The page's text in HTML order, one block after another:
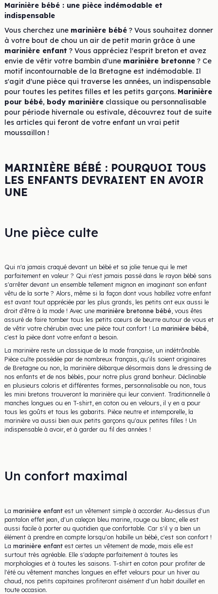
Marinière bébé : une pièce indémodable et
indispensable
Vous cherchez une marinière bébé ? Vous souhaitez donner
à votre bout de chou un air de petit marin grâce à une
marinière enfant ? Vous appréciez l'esprit breton et avez
envie de vêtir votre bambin d'une marinière bretonne ? Ce
motif incontournable de la Bretagne est indémodable. Il
s'agit d'une pièce qui traverse les années, un indispensable
pour toutes les petites filles et les petits garçons. Marinière
pour bébé, body marinière classique ou personnalisable
pour période hivernale ou estivale, découvrez tout de suite
les articles qui feront de votre enfant un vrai petit
moussaillon !
MARINIÈRE BÉBÉ : POURQUOI TOUS
LES ENFANTS DEVRAIENT EN AVOIR
UNE
Une pièce culte
Qui n'a jamais craqué devant un bébé et sa jolie tenue qui le met
parfaitement en valeur ? Qui n'est jamais passé dans le rayon bébé sans
s'arrêter devant un ensemble tellement mignon en imaginant son enfant
vêtu de la sorte ? Alors, même si la façon dont vous habillez votre enfant
est avant tout appréciée par les plus grands, les petits ont eux aussi le
droit d'être à la mode ! Avec une marinière bretonne bébé, vous êtes
assuré de faire tomber tous les petits cœurs de beurre autour de vous et
de vêtir votre chérubin avec une pièce tout confort ! La marinière bébé,
c'est la pièce dont votre enfant a besoin.
La marinière reste un classique de la mode française, un indétrônable.
Pièce culte possédée par de nombreux français, qu'ils soient originaires
de Bretagne ou non, la marinière débarque désormais dans le dressing de
nos enfants et de nos bébés, pour notre plus grand bonheur. Déclinable
en plusieurs coloris et différentes formes, personnalisable ou non, tous
les mini bretons trouveront la marinière qui leur convient. Traditionnelle à
manches longues ou en T-shirt, en coton ou en velours, il y en a pour
tous les goûts et tous les gabarits. Pièce neutre et intemporelle, la
marinière va aussi bien aux petits garçons qu'aux petites filles ! Un
indispensable à avoir, et à garder au fil des années !
Un confort maximal
La marinière enfant est un vêtement simple à accorder. Au-dessus d'un
pantalon effet jean, d'un caleçon bleu marine, rouge ou blanc, elle est
aussi facile à porter au quotidien que confortable. Car s'il y a bien un
élément à prendre en compte lorsqu'on habille un bébé, c'est son confort !
La marinière enfant est certes un vêtement de mode, mais elle est
surtout très agréable. Elle s'adapte parfaitement à toutes les
morphologies et à toutes les saisons. T-shirt en coton pour profiter de
l'été ou vêtement manches longues en effet velours pour un hiver au
chaud, nos petits capitaines profiteront aisément d'un habit douillet en
toute occasion.